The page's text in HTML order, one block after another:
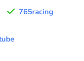
765racing